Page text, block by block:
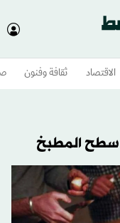
الاقتصاد ثقافة وفنون